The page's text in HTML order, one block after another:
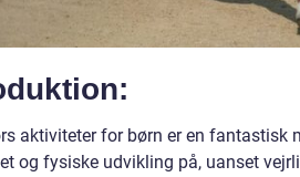
aktiviteter for børn er en fantastisk
og fysiske udvikling på, uanset